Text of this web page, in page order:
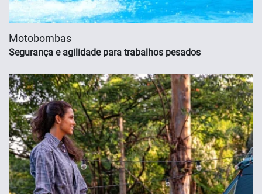
Motobombas
Segurança e agilidade para trabalhos pesados